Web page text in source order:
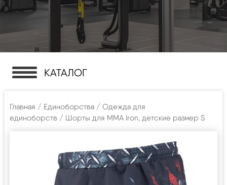
КАТАЛОГ
Главная / Единоборства / Одежда для
единоборств / Шорты для MMA Iron, детские размер S